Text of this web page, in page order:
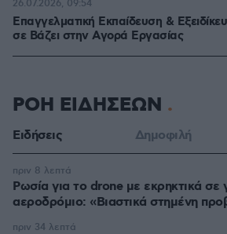
Επαγγελματική Εκπαίδευση &
σε Bάζει στην Aγορά Eργασίας
26.07.2026, 09:54
ΡΟΗ ΕΙΔΗΣΕΩΝ
Ειδήσεις Δημοφιλή
Ρωσία για το drone με εκρηκτικά σε
αεροδρόμιο: «Βιαστικά στημένη
πριν 8 λεπτά
πριν 34 λεπτά